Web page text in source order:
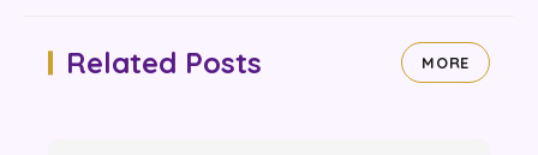
Related Posts MORE